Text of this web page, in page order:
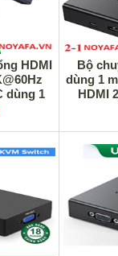
HDMI
dùng 1
Bộ
dùng 1
HDMI